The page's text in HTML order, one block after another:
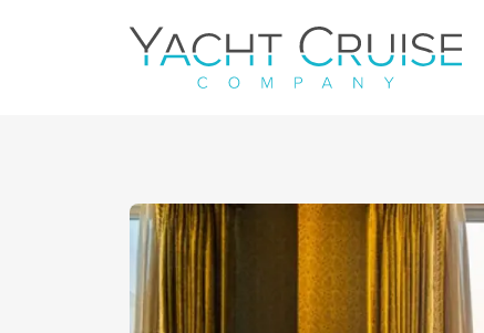
Navigation